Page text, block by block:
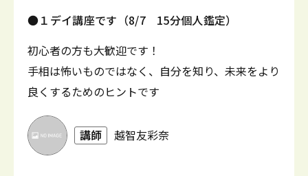
●１デイ講座です（8/7 15分個人鑑定）
初心者の方も大歓迎です！
手相は怖いものではなく、自分を知り、未来をより
良くするためのヒントです
講師 越智友彩奈